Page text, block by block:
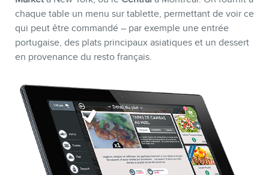
chaque table un menu sur tablette, permettant de voir ce
qui peut être commandé – par exemple une entrée
portugaise, des plats principaux asiatiques et un dessert
en provenance du resto français.